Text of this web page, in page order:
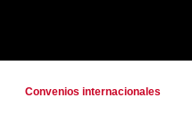
Convenios internacionales